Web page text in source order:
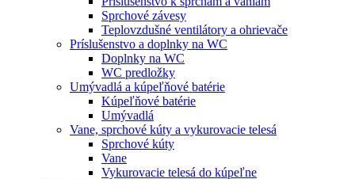
Sprchové závesy
Teplovzdušné ventilátory a ohrievače
Príslušenstvo a doplnky na WC
Doplnky na WC
WC predložky
Umývadlá a kúpeľňové batérie
Kúpeľňové batérie
Umývadlá
Vane, sprchové kúty a vykurovacie telesá
Sprchové kúty
Vane
Vykurovacie telesá do kúpeľne